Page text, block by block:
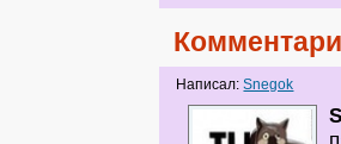
Написал:Snegok